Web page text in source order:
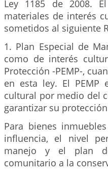
Ley 1185 de 2008.
materiales de interés
sometidos al siguiente
1. Plan Especial de
como de interés
Protección -PEMP-,
en esta ley. El
cultural por medio del
garantizar su
Para bienes
influencia, el nivel
manejo y el plan
comunitario a la